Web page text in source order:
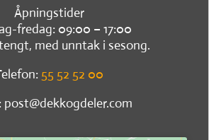
Åpningstider
fredag: 09:00 – 17:00
med unntak i sesong.
55 52 52 00
post@dekkogdeler.com